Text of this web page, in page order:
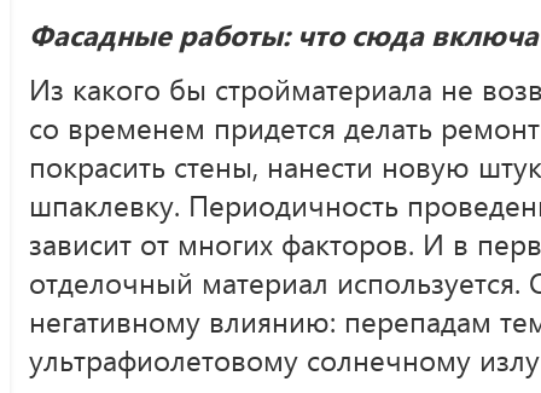
Фасадные работы: что сюда
Из какого бы стройматериала не
со временем придется делать
покрасить стены, нанести новую
шпаклевку. Периодичность
зависит от многих факторов. И в
отделочный материал используется.
негативному влиянию: перепадам
ультрафиолетовому солнечному